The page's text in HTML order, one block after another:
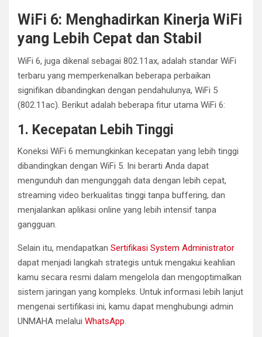
WiFi 6: Menghadirkan Kinerja WiFi
yang Lebih Cepat dan Stabil
WiFi 6, juga dikenal sebagai 802.11ax, adalah standar WiFi
terbaru yang memperkenalkan beberapa perbaikan
signifikan dibandingkan dengan pendahulunya, WiFi 5
(802.11ac). Berikut adalah beberapa fitur utama WiFi 6:
1. Kecepatan Lebih Tinggi
Koneksi WiFi 6 memungkinkan kecepatan yang lebih tinggi
dibandingkan dengan WiFi 5. Ini berarti Anda dapat
mengunduh dan mengunggah data dengan lebih cepat,
streaming video berkualitas tinggi tanpa buffering, dan
menjalankan aplikasi online yang lebih intensif tanpa
gangguan.
Selain itu, mendapatkan Sertifikasi System Administrator
dapat menjadi langkah strategis untuk mengakui keahlian
kamu secara resmi dalam mengelola dan mengoptimalkan
sistem jaringan yang kompleks. Untuk informasi lebih lanjut
mengenai sertifikasi ini, kamu dapat menghubungi admin
UNMAHA melalui WhatsApp.